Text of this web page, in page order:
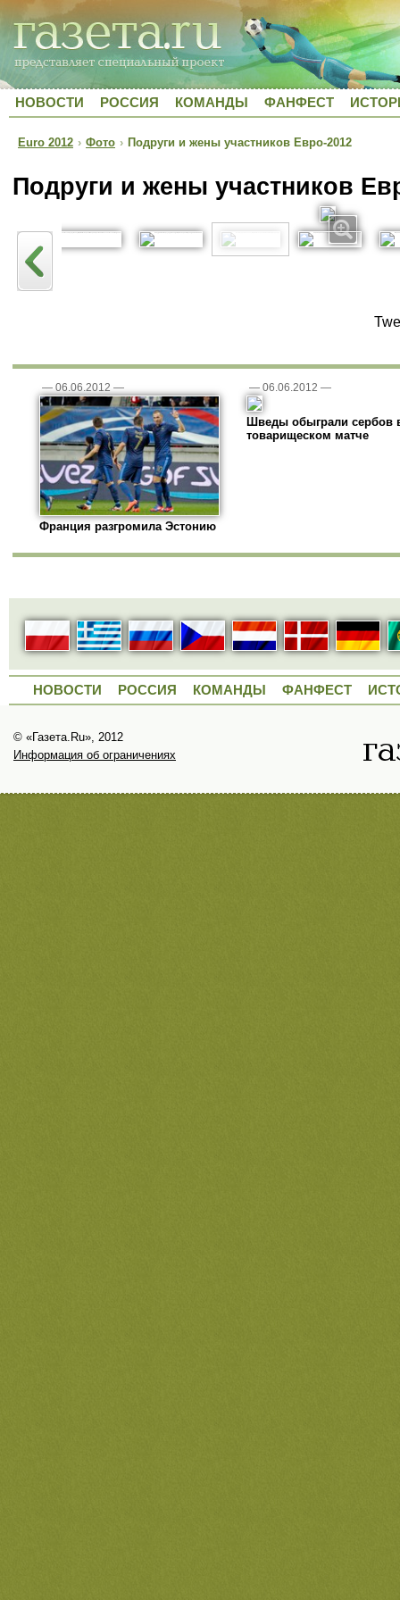
НОВОСТИ РОССИЯ КОМАНДЫ ФАНФЕСТ
Euro 2012 › Фото › Подруги и жены участников Евро-2012
Подруги и жены участников
— 06.06.2012 —
Франция разгромила Эстонию
— 06.06.2012 —
Шведы обыграли сербов
товарищеском матче
НОВОСТИ РОССИЯ КОМАНДЫ ФАНФЕСТ
© «Газета.Ru», 2012
Информация об ограничениях